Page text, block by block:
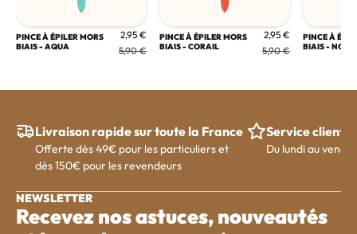
PINCE À ÉPILER MORS
BIAIS - AQUA
2,95 €
5,90 €
PINCE À ÉPILER MORS
BIAIS - CORAIL
2,95 €
5,90 €
PINCE À
BIAIS - NOIR
Livraison rapide sur toute la France
Offerte dès 49€ pour les particuliers et
dès 150€ pour les revendeurs
Service client
Du lundi au
NEWSLETTER
Recevez nos astuces, nouveautés